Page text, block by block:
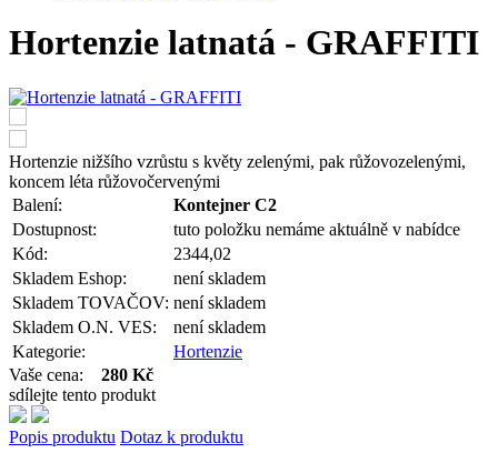
Hortenzie latnatá - GRAFFITI
Hortenzie nižšího vzrůstu s květy zelenými, pak růžovozelenými,
koncem léta růžovočervenými
Balení:
Kontejner C2
Dostupnost:
tuto položku nemáme aktuálně v nabídce
Kód:
2344,02
Skladem Eshop:
není skladem
Skladem TOVAČOV: není skladem
Skladem O.N. VES:
není skladem
Kategorie:
Hortenzie
Vaše cena: 280 Kč
sdílejte tento produkt
Popis produktu Dotaz k produktu